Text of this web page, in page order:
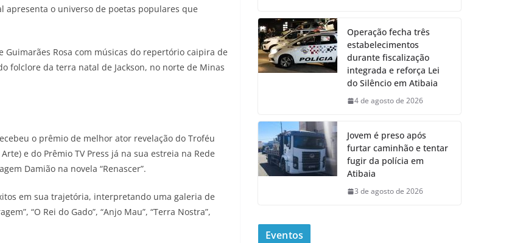
apresenta o universo de poetas populares que
Rosa com músicas do repertório caipira de
folclore da terra natal de Jackson, no norte de Minas
o prêmio de melhor ator revelação do Troféu
e do Prêmio TV Press já na sua estreia na Rede
Damião na novela “Renascer”.
em sua trajetória, interpretando uma galeria de
“O Rei do Gado”, “Anjo Mau”, “Terra Nostra”,
Operação fecha três
estabelecimentos
durante fiscalização
integrada e reforça Lei
do Silêncio em Atibaia
4 de agosto de 2026
Jovem é preso após
furtar caminhão e tentar
fugir da polícia em
Atibaia
3 de agosto de 2026
Eventos